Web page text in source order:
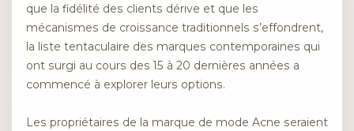
que la fidélité des clients dérive et que les
mécanismes de croissance traditionnels s’effondrent,
la liste tentaculaire des marques contemporaines qui
ont surgi au cours des 15 à 20 dernières années a
commencé à explorer leurs options.
Les propriétaires de la marque de mode Acne seraient